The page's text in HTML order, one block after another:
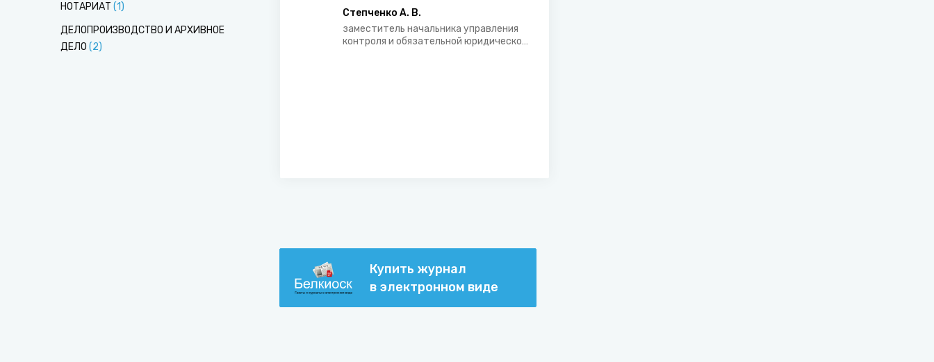
НОТАРИАТ (1)
ДЕЛОПРОИЗВОДСТВО И АРХИВНОЕ
ДЕЛО (2)
актах и актах Правительства
Республики Беларусь
Степченко А. В.
заместитель начальника управления
контроля и обязательной юридической
Купить журнал
в электронном виде